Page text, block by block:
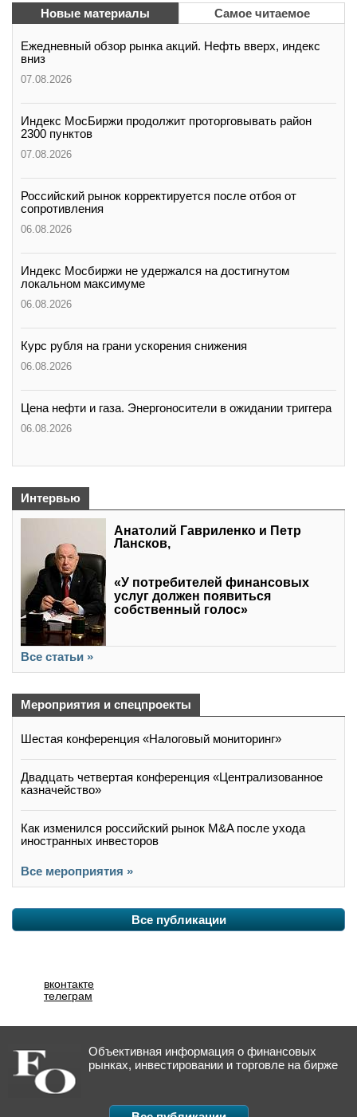
Новые материалы Самое читаемое
Ежедневный обзор рынка акций. Нефть вверх, индекс
вниз
07.08.2026
Индекс МосБиржи продолжит проторговывать район
2300 пунктов
07.08.2026
Российский рынок корректируется после отбоя от
сопротивления
06.08.2026
Индекс Мосбиржи не удержался на достигнутом
локальном максимуме
06.08.2026
Курс рубля на грани ускорения снижения
06.08.2026
Цена нефти и газа. Энергоносители в ожидании триггера
06.08.2026
Интервью
Анатолий Гавриленко и Петр
Лансков,
«У потребителей финансовых
услуг должен появиться
собственный голос»
Все статьи »
Мероприятия и спецпроекты
Шестая конференция «Налоговый мониторинг»
Двадцать четвертая конференция «Централизованное
казначейство»
Как изменился российский рынок M&A после ухода
иностранных инвесторов
Все мероприятия »
Все публикации
вконтакте
телеграм
Объективная информация о финансовых
рынках, инвестировании и торговле на бирже